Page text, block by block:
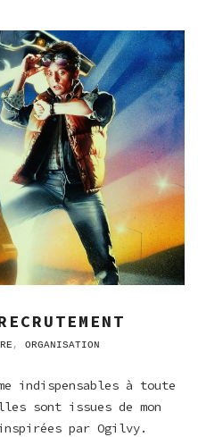
, ORGANISATION
indispensables à toute
sont issues de mon
par Ogilvy.